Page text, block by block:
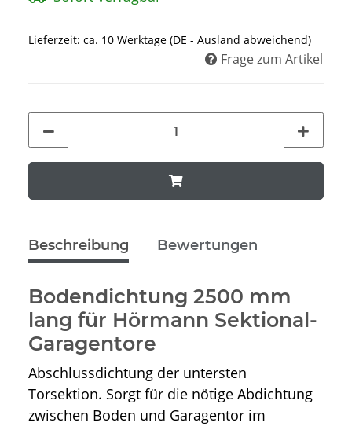
Lieferzeit: ca. 10 Werktage (DE - Ausland abweichend)
Frage zum Artikel
Beschreibung Bewertungen
Bodendichtung 2500 mm
lang für Hörmann Sektional-
Garagentore
Abschlussdichtung der untersten
Torsektion. Sorgt für die nötige Abdichtung
zwischen Boden und Garagentor im